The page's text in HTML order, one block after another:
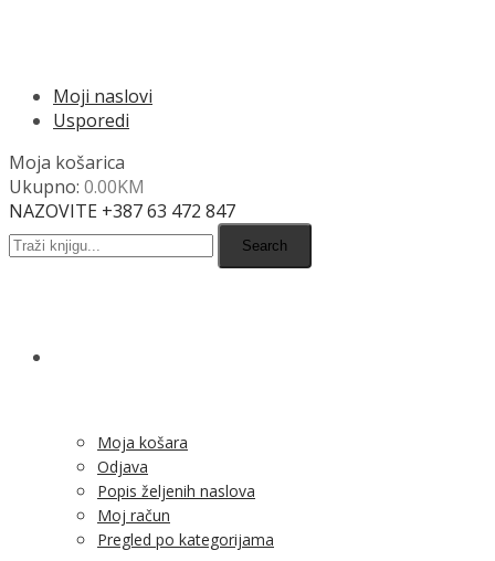
Moji naslovi
Usporedi
Moja košarica
Ukupno: 0.00KM
NAZOVITE +387 63 472 847
Search
Moja košara
Odjava
Popis željenih naslova
Moj račun
Pregled po kategorijama